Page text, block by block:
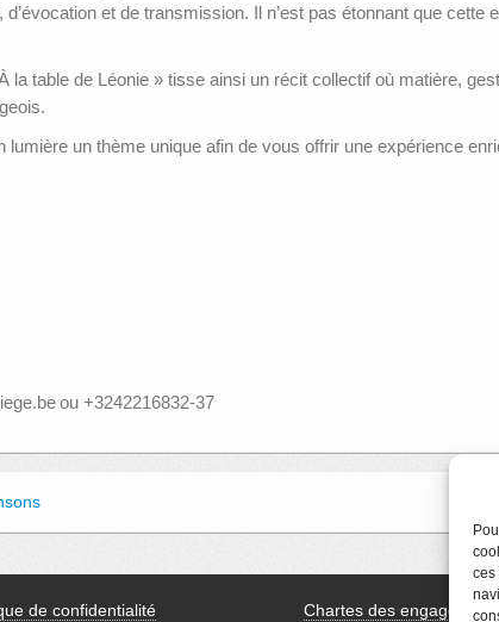
ces
et de transmission. Il n’est pas étonnant que
la table de Léonie » tisse ainsi un récit collectif où matière,
un thème unique afin de vous offrir une expérience
ou +3242216832-37
de confidentialité Chartes des